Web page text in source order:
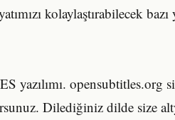
kolaylaştırabilecek
yazılımı. opensubtitles.org
Dilediğiniz dilde size